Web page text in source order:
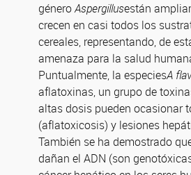
géneroAspergillusestán
crecen en casi todos los
cereales, representando, de
amenaza para la salud
Puntualmente, la especiesA
aflatoxinas, un grupo de
altas dosis pueden ocasionar
(aflatoxicosis) y lesiones
También se ha demostrado
dañan el ADN (son